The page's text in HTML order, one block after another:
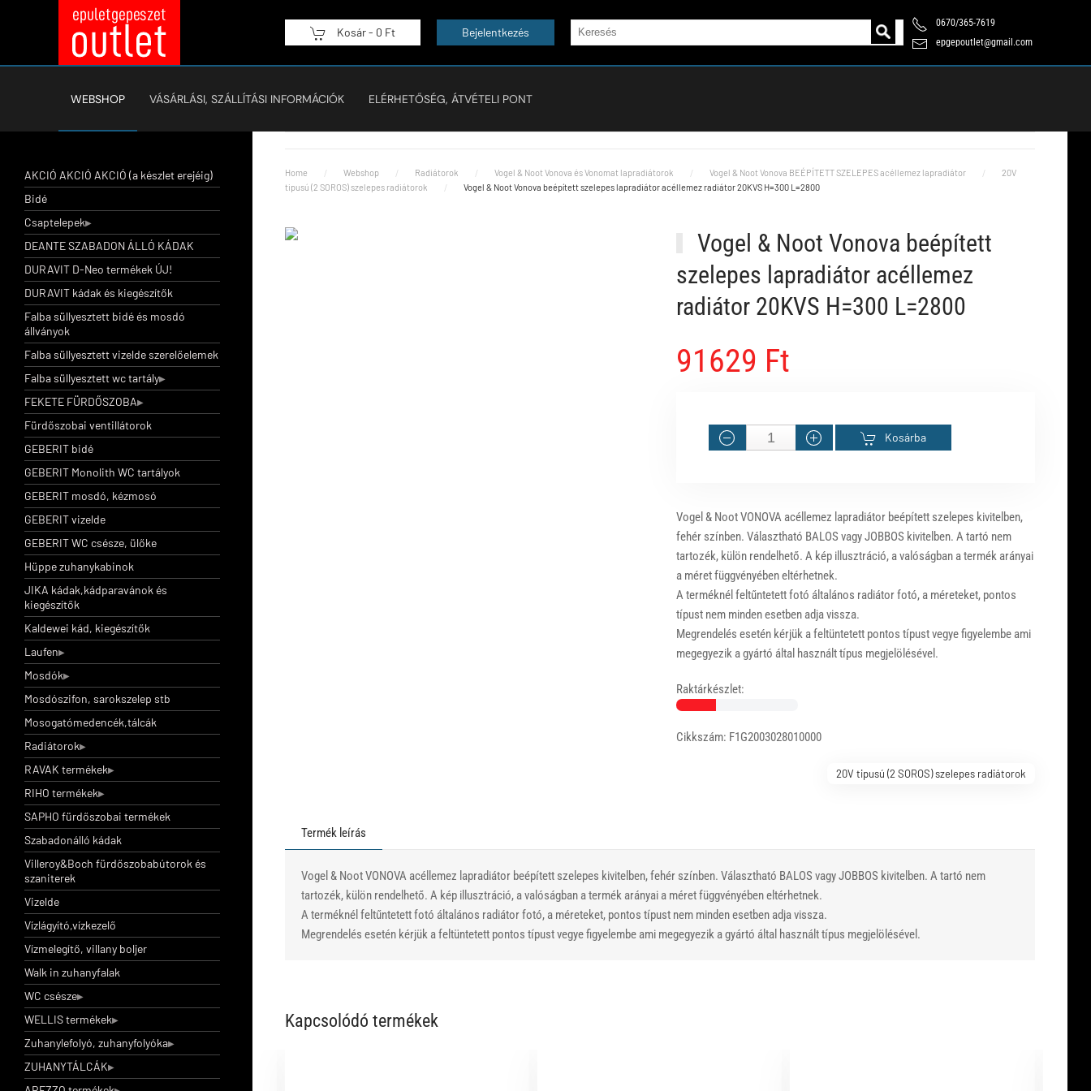
Fő tartalom átugrása Kosár - 0 Ft Bejelentkezés
0670/365-7619
epgepoutlet@gmail.com
WEBSHOP VÁSÁRLÁSI, SZÁLLÍTÁSI INFORMÁCIÓK ELÉRHETŐSÉG, ÁTVÉTELI PONT
Home Webshop Radiátorok Vogel & Noot Vonova és Vonomat lapradiátorok Vogel & Noot Vonova BEÉPÍTETT SZELEPES acéllemez lapradiátor
20V
tipusú (2 SOROS) szelepes radiátorok
Vogel & Noot Vonova beépített szelepes lapradiátor acéllemez radiátor 20KVS H=300 L=2800
Vogel & Noot Vonova beépített
szelepes lapradiátor acéllemez
radiátor 20KVS H=300 L=2800
91629 Ft
Kosárba
Vogel & Noot VONOVA acéllemez lapradiátor beépített szelepes kivitelben,
fehér színben. Választható BALOS vagy JOBBOS kivitelben. A tartó nem
tartozék, külön rendelhető. A kép illusztráció, a valóságban a termék arányai
a méret függvényében eltérhetnek.
A terméknél feltűntetett fotó általános radiátor fotó, a méreteket, pontos
típust nem minden esetben adja vissza.
Megrendelés esetén kérjük a feltüntetett pontos típust vegye figyelembe ami
megegyezik a gyártó által használt típus megjelölésével.
Raktárkészlet:
Cikkszám: F1G2003028010000
20V tipusú (2 SOROS) szelepes radiátorok
Termék leírás
Vogel & Noot VONOVA acéllemez lapradiátor beépített szelepes kivitelben, fehér színben. Választható BALOS vagy JOBBOS kivitelben. A tartó nem
tartozék, külön rendelhető. A kép illusztráció, a valóságban a termék arányai a méret függvényében eltérhetnek.
A terméknél feltűntetett fotó általános radiátor fotó, a méreteket, pontos típust nem minden esetben adja vissza.
Megrendelés esetén kérjük a feltüntetett pontos típust vegye figyelembe ami megegyezik a gyártó által használt típus megjelölésével.
Kapcsolódó termékek
AKCIÓ AKCIÓ AKCIÓ (a készlet erejéig)
Bidé
Csaptelepek
DEANTE SZABADON ÁLLÓ KÁDAK
DURAVIT D-Neo termékek ÚJ!
DURAVIT kádak és kiegészítők
Falba süllyesztett bidé és mosdó
állványok
Falba süllyesztett vizelde szerelőelemek
Falba süllyesztett wc tartály
FEKETE FÜRDŐSZOBA
Fürdőszobai ventillátorok
GEBERIT bidé
GEBERIT Monolith WC tartályok
GEBERIT mosdó, kézmosó
GEBERIT vizelde
GEBERIT WC csésze, ülőke
Hüppe zuhanykabinok
JIKA kádak,kádparavánok és
kiegészítők
Kaldewei kád, kiegészítők
Laufen
Mosdók
Mosdószifon, sarokszelep stb
Mosogatómedencék,tálcák
Radiátorok
RAVAK termékek
RIHO termékek
SAPHO fürdőszobai termékek
Szabadonálló kádak
Villeroy&Boch fürdőszobabútorok és
szaniterek
Vizelde
Vízlágyító,vízkezelő
Vízmelegítő, villany boljer
Walk in zuhanyfalak
WC csésze
WELLIS termékek
Zuhanylefolyó, zuhanyfolyóka
ZUHANYTÁLCÁK